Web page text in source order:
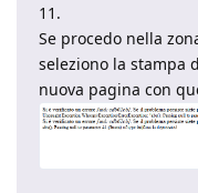
11.
Se procedo nella
seleziono la stampa
nuova pagina con